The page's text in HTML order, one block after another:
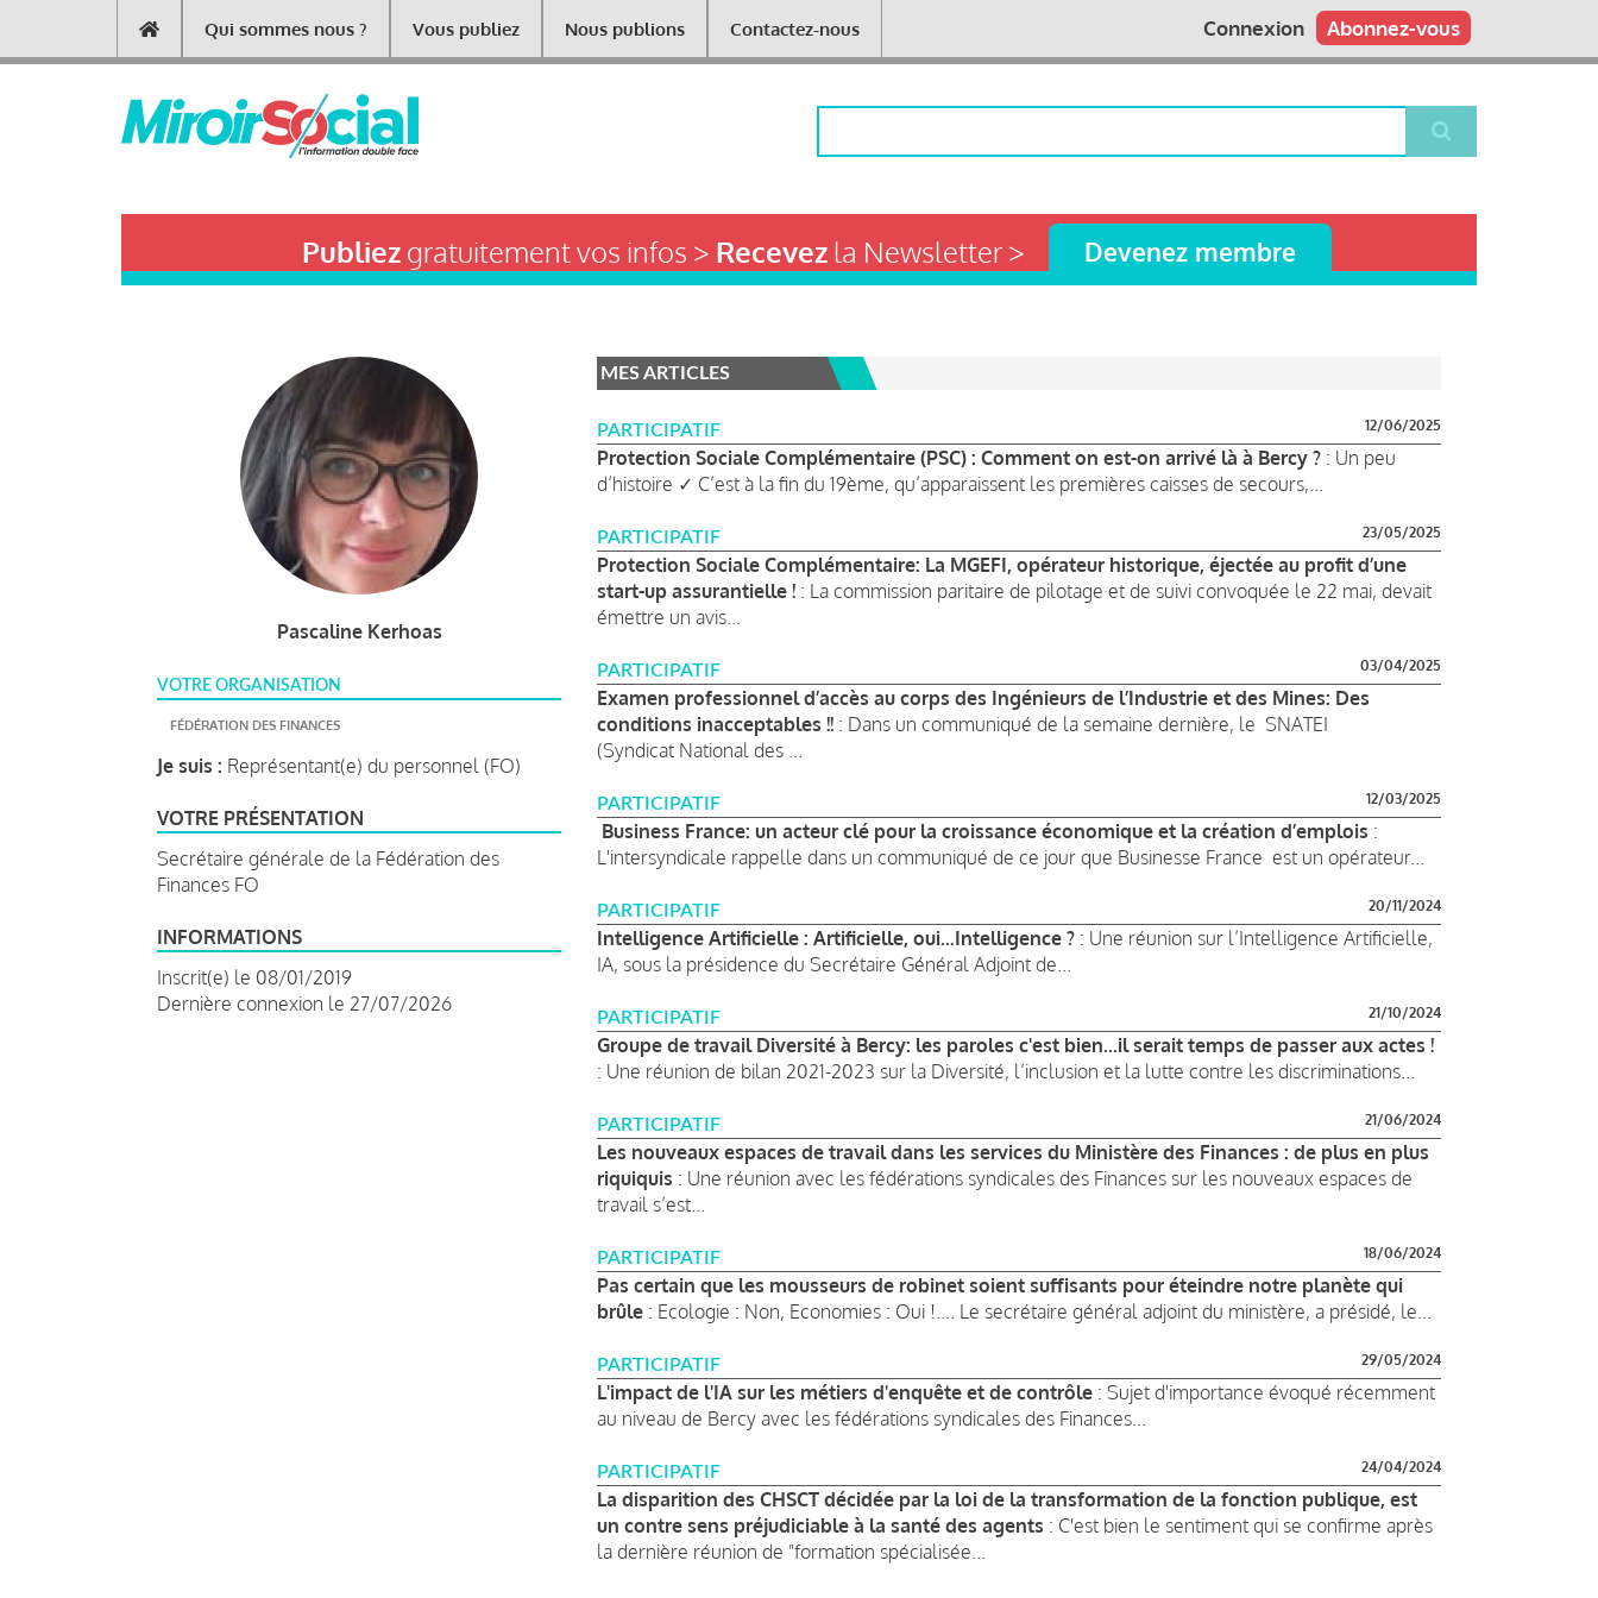
contenu
Main
navigation
Qui sommes nous ? Vous publiez Nous publions Contactez-nous Abonnez-vous
Connexion
Publiezgratuitement vos infos > Recevezla Newsletter > Devenez membre
Pascaline Kerhoas
VOTRE ORGANISATION
FÉDÉRATION DES FINANCES
Je suis : Représentant(e) du personnel (FO)
VOTRE PRÉSENTATION
Secrétaire générale de la Fédération des
Finances FO
INFORMATIONS
Inscrit(e) le 08/01/2019
Dernière connexion le 27/07/2026
MES ARTICLES
PARTICIPATIF 12/06/2025
Protection Sociale Complémentaire (PSC) : Comment on est-on arrivé là à Bercy ? : Un peu
d’histoire ✓ C’est à la fin du 19ème, qu’apparaissent les premières caisses de secours,...
PARTICIPATIF 23/05/2025
Protection Sociale Complémentaire: La MGEFI, opérateur historique, éjectée au profit d’une
start-up assurantielle ! : La commission paritaire de pilotage et de suivi convoquée le 22 mai, devait
émettre un avis...
PARTICIPATIF 03/04/2025
Examen professionnel d’accès au corps des Ingénieurs de l’Industrie et des Mines: Des
conditions inacceptables !! : Dans un communiqué de la semaine dernière, le SNATEI
(Syndicat National des ...
PARTICIPATIF 12/03/2025
Business France: un acteur clé pour la croissance économique et la création d’emplois :
L'intersyndicale rappelle dans un communiqué de ce jour que Businesse France est un opérateur...
PARTICIPATIF 20/11/2024
Intelligence Artificielle : Artificielle, oui...Intelligence ? : Une réunion sur l’Intelligence Artificielle,
IA, sous la présidence du Secrétaire Général Adjoint de...
PARTICIPATIF 21/10/2024
Groupe de travail Diversité à Bercy: les paroles c'est bien...il serait temps de passer aux actes !
: Une réunion de bilan 2021-2023 sur la Diversité, l’inclusion et la lutte contre les discriminations...
PARTICIPATIF 21/06/2024
Les nouveaux espaces de travail dans les services du Ministère des Finances : de plus en plus
riquiquis : Une réunion avec les fédérations syndicales des Finances sur les nouveaux espaces de
travail s’est...
PARTICIPATIF 18/06/2024
Pas certain que les mousseurs de robinet soient suffisants pour éteindre notre planète qui
brûle : Ecologie : Non, Economies : Oui !.... Le secrétaire général adjoint du ministère, a présidé, le...
PARTICIPATIF 29/05/2024
L'impact de l'IA sur les métiers d'enquête et de contrôle : Sujet d'importance évoqué récemment
au niveau de Bercy avec les fédérations syndicales des Finances...
PARTICIPATIF 24/04/2024
La disparition des CHSCT décidée par la loi de la transformation de la fonction publique, est
un contre sens préjudiciable à la santé des agents : C'est bien le sentiment qui se confirme après
la dernière réunion de "formation spécialisée...